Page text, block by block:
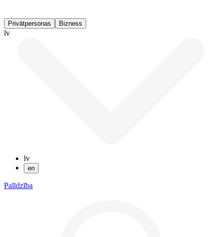
Privātpersonas Bizness
lv
lv
en
Palīdzība